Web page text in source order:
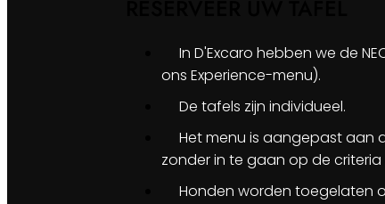
In D'Excaro hebben we de
ons Experience-menu).
De tafels zijn individueel.
Het menu is aangepast aan
zonder in te gaan op de
Honden worden toegelaten